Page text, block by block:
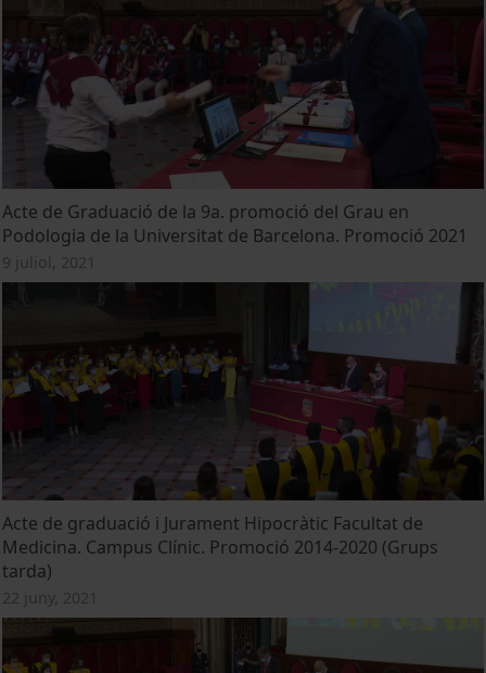
Acte de Graduació de la 9a. promoció del Grau en
Podologia de la Universitat de Barcelona. Promoció 2021
9 juliol, 2021
Acte de graduació i Jurament Hipocràtic Facultat de
Medicina. Campus Clínic. Promoció 2014-2020 (Grups
tarda)
22 juny, 2021